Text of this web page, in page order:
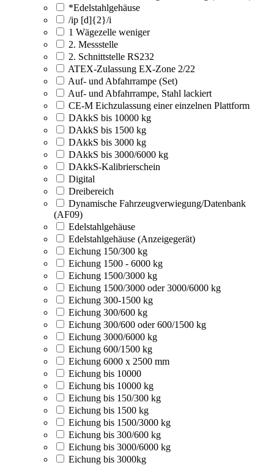
*Edelstahlgehäuse
/ip [d]{2}/i
1 Wägezelle weniger
2. Messstelle
2. Schnittstelle RS232
ATEX-Zulassung EX-Zone 2/22
Auf- und Abfahrrampe (Set)
Auf- und Abfahrrampe, Stahl lackiert
CE-M Eichzulassung einer einzelnen Plattform
DAkkS bis 10000 kg
DAkkS bis 1500 kg
DAkkS bis 3000 kg
DAkkS bis 3000/6000 kg
DAkkS-Kalibrierschein
Digital
Dreibereich
Dynamische Fahrzeugverwiegung/Datenbank
(AF09)
Edelstahlgehäuse
Edelstahlgehäuse (Anzeigegerät)
Eichung 150/300 kg
Eichung 1500 - 6000 kg
Eichung 1500/3000 kg
Eichung 1500/3000 oder 3000/6000 kg
Eichung 300-1500 kg
Eichung 300/600 kg
Eichung 300/600 oder 600/1500 kg
Eichung 3000/6000 kg
Eichung 600/1500 kg
Eichung 6000 x 2500 mm
Eichung bis 10000
Eichung bis 10000 kg
Eichung bis 150/300 kg
Eichung bis 1500 kg
Eichung bis 1500/3000 kg
Eichung bis 300/600 kg
Eichung bis 3000/6000 kg
Eichung bis 3000kg